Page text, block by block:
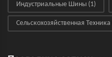
Индустриальные Шины (1)
Сельскохозяйственная Техника